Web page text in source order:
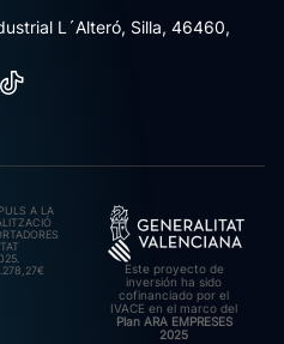
L´Alteró, Silla, 46460,
A LA
Este proyecto de
inversión ha sido
cofinanciado por el
IVACE en el marco del
Plan ARA EMPRESES
2025